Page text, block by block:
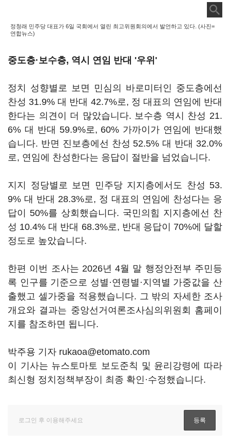
정청래 민주당 대표가 6일 국회에서 열린 최고위원회의에서 발언하고 있다. (사진=
연합뉴스)
중도층·보수층, 역시 연임 반대 '우위'
정치 성향별로 보면 민심의 바로미터인 중도층에선
찬성 31.9% 대 반대 42.7%로, 정 대표의 연임에 반대
한다는 의견이 더 많았습니다. 보수층 역시 찬성 21.
6% 대 반대 59.9%로, 60% 가까이가 연임에 반대했
습니다. 반면 진보층에선 찬성 52.5% 대 반대 32.0%
로, 연임에 찬성한다는 응답이 절반을 넘었습니다.
지지 정당별로 보면 민주당 지지층에서도 찬성 53.
9% 대 반대 28.3%로, 정 대표의 연임에 찬성다는 응
답이 50%를 상회했습니다. 국민의힘 지지층에선 찬
성 10.4% 대 반대 68.3%로, 반대 응답이 70%에 달할
정도로 높았습니다.
한편 이번 조사는 2026년 4월 말 행정안전부 주민등
록 인구를 기준으로 성별·연령별·지역별 가중값을 산
출했고 셀가중을 적용했습니다. 그 밖의 자세한 조사
개요와 결과는 중앙선거여론조사심의위원회 홈페이
지를 참조하면 됩니다.
박주용 기자 rukaoa@etomato.com
이 기사는 뉴스토마토 보도준칙 및 윤리강령에 따라
최신형 정치정책부장이 최종 확인·수정했습니다.